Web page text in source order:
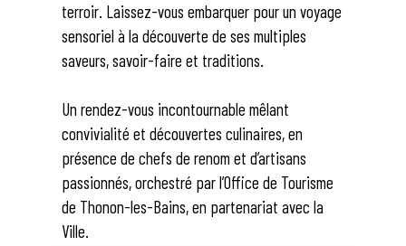
terroir. Laissez-vous embarquer pour un voyage
sensoriel à la découverte de ses multiples
saveurs, savoir-faire et traditions.
Un rendez-vous incontournable mêlant
convivialité et découvertes culinaires, en
présence de chefs de renom et d’artisans
passionnés, orchestré par l’Office de Tourisme
de Thonon-les-Bains, en partenariat avec la
Ville.